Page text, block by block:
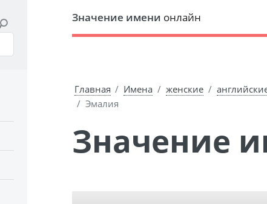
Значение имени онлайн
Главная Имена женские
Эмалия
Значение